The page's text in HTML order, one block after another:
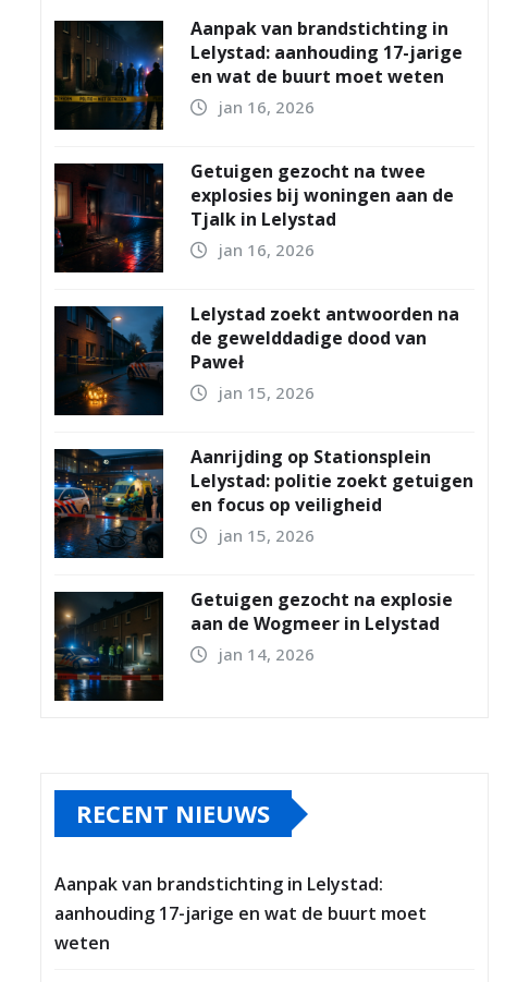
Aanpak van brandstichting in
Lelystad: aanhouding 17-jarige
en wat de buurt moet weten
jan 16, 2026
Getuigen gezocht na twee
explosies bij woningen aan de
Tjalk in Lelystad
jan 16, 2026
Lelystad zoekt antwoorden na
de gewelddadige dood van
Paweł
jan 15, 2026
Aanrijding op Stationsplein
Lelystad: politie zoekt getuigen
en focus op veiligheid
jan 15, 2026
Getuigen gezocht na explosie
aan de Wogmeer in Lelystad
jan 14, 2026
RECENT NIEUWS
Aanpak van brandstichting in Lelystad:
aanhouding 17-jarige en wat de buurt moet
weten